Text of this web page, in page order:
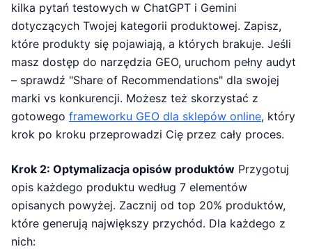
kilka pytań testowych w ChatGPT i Gemini
dotyczących Twojej kategorii produktowej. Zapisz,
które produkty się pojawiają, a których brakuje. Jeśli
masz dostęp do narzędzia GEO, uruchom pełny audyt
– sprawdź "Share of Recommendations" dla swojej
marki vs konkurencji. Możesz też skorzystać z
gotowego frameworku GEO dla sklepów online, który
krok po kroku przeprowadzi Cię przez cały proces.
Krok 2: Optymalizacja opisów produktów Przygotuj
opis każdego produktu według 7 elementów
opisanych powyżej. Zacznij od top 20% produktów,
które generują największy przychód. Dla każdego z
nich: